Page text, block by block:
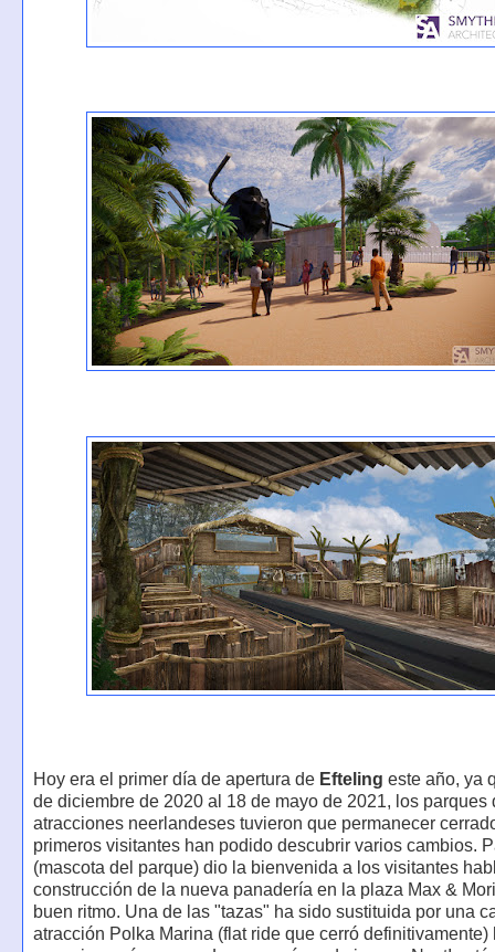
Hoy era el primer día de apertura de Efteling este año, ya
de diciembre de 2020 al 18 de mayo de 2021, los parques
atracciones neerlandeses tuvieron que permanecer
primeros visitantes han podido descubrir varios cambios.
(mascota del parque) dio la bienvenida a los visitantes
construcción de la nueva panadería en la plaza Max &
buen ritmo. Una de las "tazas" ha sido sustituida por una
atracción Polka Marina (flat ride que cerró definitivamente)